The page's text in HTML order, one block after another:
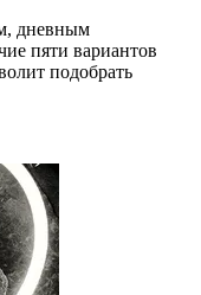
дневным
пяти вариантов
подобрать